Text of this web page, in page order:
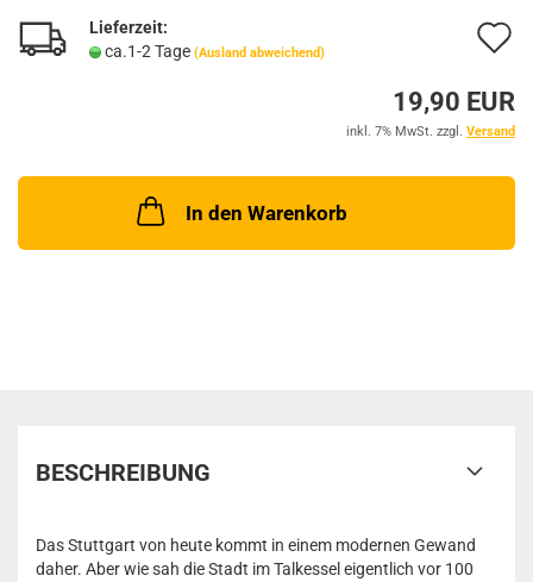
Lieferzeit:
ca.1-2 Tage (Ausland abweichend)
19,90 EUR
inkl. 7% MwSt. zzgl. Versand
In den Warenkorb
BESCHREIBUNG
Das Stuttgart von heute kommt in einem modernen Gewand
daher. Aber wie sah die Stadt im Talkessel eigentlich vor 100